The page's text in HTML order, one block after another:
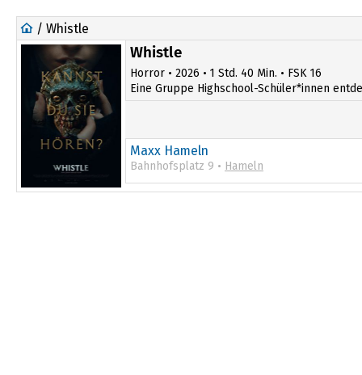
/ Whistle
Whistle
Horror • 2026 • 1 Std. 40 Min. • FSK 16
Eine Gruppe Highschool-Schüler*innen
Maxx Hameln
Bahnhofsplatz 9 • Hameln